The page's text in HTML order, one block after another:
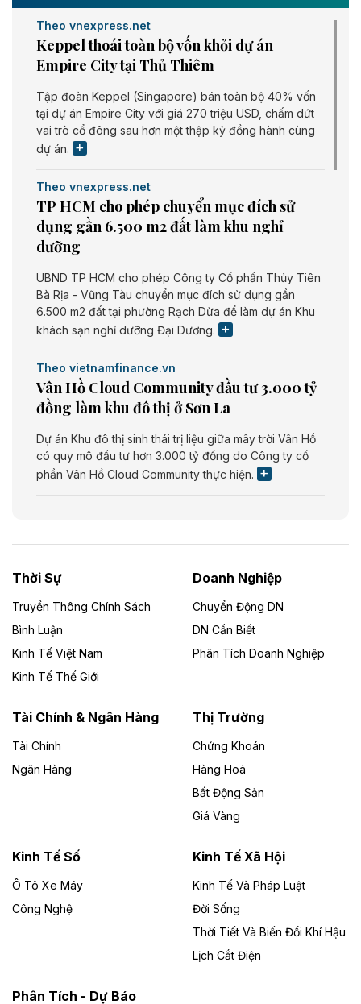
Theo vnexpress.net
Keppel thoái toàn bộ vốn khỏi dự án
Empire City tại Thủ Thiêm
Tập đoàn Keppel (Singapore) bán toàn bộ 40% vốn
tại dự án Empire City với giá 270 triệu USD, chấm dứt
vai trò cổ đông sau hơn một thập kỷ đồng hành cùng
dự án.
Theo vnexpress.net
TP HCM cho phép chuyển mục đích sử
dụng gần 6.500 m2 đất làm khu nghỉ
dưỡng
UBND TP HCM cho phép Công ty Cổ phần Thủy Tiên
Bà Rịa - Vũng Tàu chuyển mục đích sử dụng gần
6.500 m2 đất tại phường Rạch Dừa để làm dự án Khu
khách sạn nghỉ dưỡng Đại Dương.
Theo vietnamfinance.vn
Vân Hồ Cloud Community đầu tư 3.000 tỷ
đồng làm khu đô thị ở Sơn La
Dự án Khu đô thị sinh thái trị liệu giữa mây trời Vân Hồ
có quy mô đầu tư hơn 3.000 tỷ đồng do Công ty cổ
phần Vân Hồ Cloud Community thực hiện.
Dự án Nhà máy xử lý rác và phát điện Bắc Giang do
Công ty TNHH Năng lượng môi trường Bắc Giang làm
Theo vietnamfinance.vn
Đức Long Gia Lai mở rộng ‘hệ sinh thái’
Lai
Bốn doanh nghiệp có sự góp vốn của Công ty Cổ
phần Tập đoàn Đức Long Gia Lai (HoSE: DLG) được
Gia Lai với tổng vốn hơn 4.750 tỷ đồng.
Đồng Nai cho thuê gần 59 ha đất làm khu
công nghiệp ở Long Thành
UBND TP Đồng Nai cho Công ty Amata thuê gần 59 ha
đất để đầu tư khu công nghiệp công nghệ cao Long
Thời Sự
Truyền Thông Chính Sách
Bình Luận
Kinh Tế Việt Nam
Kinh Tế Thế Giới
Doanh Nghiệp
Chuyển Động DN
DN Cần Biết
Phân Tích Doanh Nghiệp
Tài Chính & Ngân Hàng
Tài Chính
Ngân Hàng
Thị Trường
Chứng Khoán
Hàng Hoá
Bất Động Sản
Giá Vàng
Kinh Tế Số
Ô Tô Xe Máy
Công Nghệ
Kinh Tế Xã Hội
Kinh Tế Và Pháp Luật
Đời Sống
Thời Tiết Và Biến Đổi Khí Hậu
Lịch Cắt Điện
Phân Tích - Dự Báo